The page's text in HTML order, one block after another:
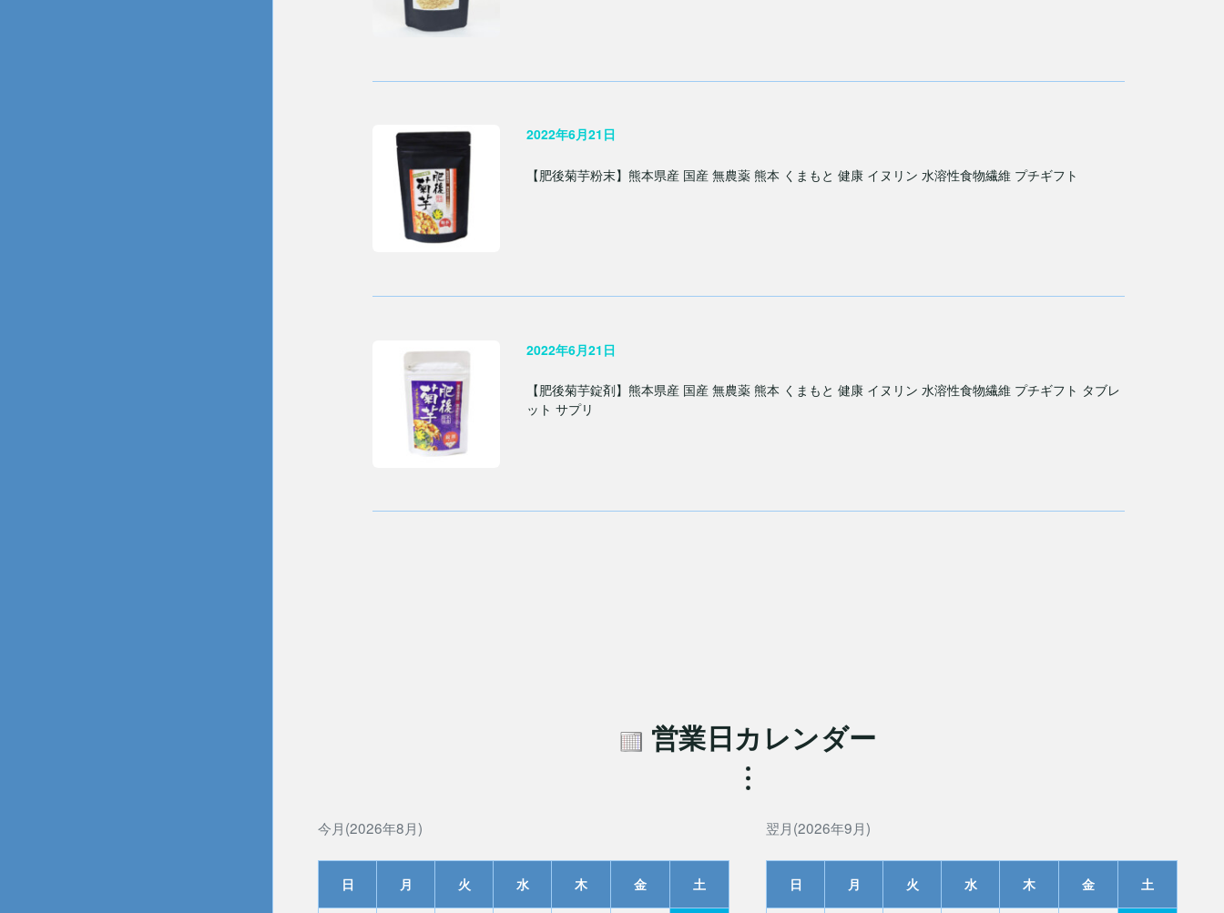
2022年6月21日
【肥後菊芋粉末】熊本県産 国産 無農薬 熊本 くまもと 健康 イヌリン 水溶性食物繊維 プチギフト
2022年6月21日
【肥後菊芋錠剤】熊本県産 国産 無農薬 熊本 くまもと 健康 イヌリン 水溶性食物繊維 プチギフト タブレ
ット サプリ
営業日カレンダー
今月(2026年8月)
日 月 火 水 木 金 土
翌月(2026年9月)
日 月 火 水 木 金 土